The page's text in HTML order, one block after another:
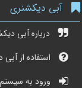
آبی دیکشنری
درباره آبی
استفاده از
ورود به سیستم